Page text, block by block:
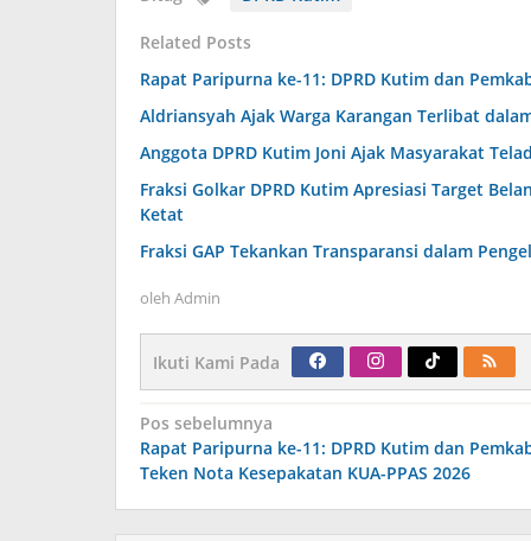
Related Posts
Rapat Paripurna ke-11: DPRD Kutim dan
Aldriansyah Ajak Warga Karangan Terlibat
Anggota DPRD Kutim Joni Ajak Masyarakat
Fraksi Golkar DPRD Kutim Apresiasi Target
Ketat
Fraksi GAP Tekankan Transparansi dalam
oleh Admin
Ikuti Kami Pada
Navigasi
pos
Pos sebelumnya
Rapat Paripurna ke-11: DPRD Kutim dan
Teken Nota Kesepakatan KUA-PPAS 2026